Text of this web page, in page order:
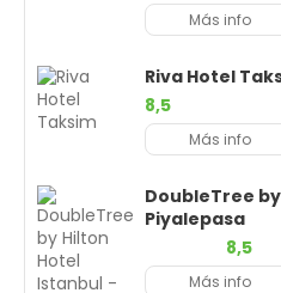
Más info
Riva Hotel
8,5
Más info
DoubleTree
Piyalepasa
8,5
Más info